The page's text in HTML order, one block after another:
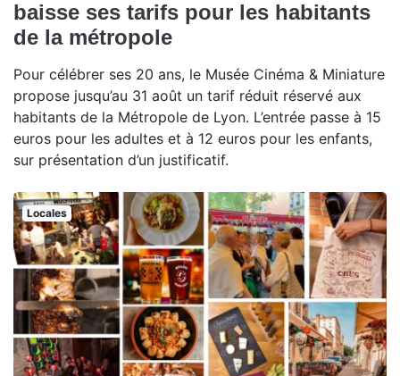
baisse ses tarifs pour les habitants
de la métropole
Pour célébrer ses 20 ans, le Musée Cinéma & Miniature
propose jusqu’au 31 août un tarif réduit réservé aux
habitants de la Métropole de Lyon. L’entrée passe à 15
euros pour les adultes et à 12 euros pour les enfants,
sur présentation d’un justificatif.
Locales